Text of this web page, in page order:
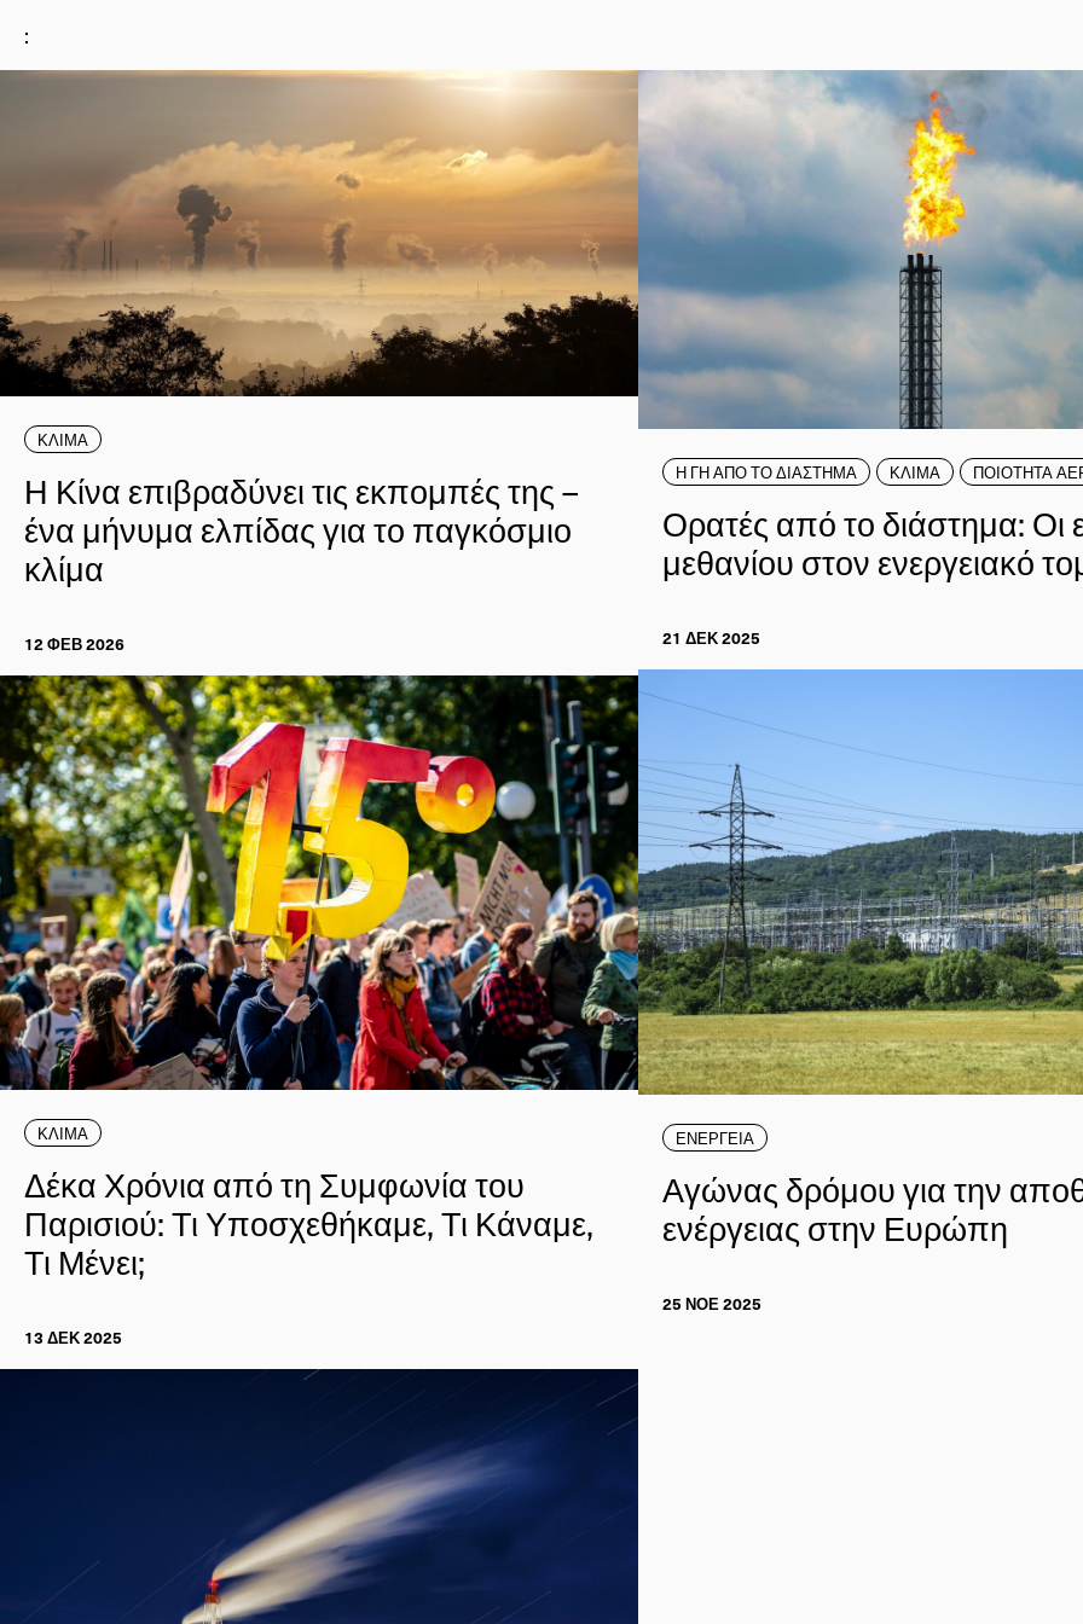
:
ΚΛΙΜΑ
Η Κίνα επιβραδύνει τις εκπομπές της –
ένα μήνυμα ελπίδας για το παγκόσμιο
κλίμα
12 ΦΕΒ 2026
Η ΓΗ ΑΠΟ ΤΟ ΔΙΑΣΤΗΜΑ ΚΛΙΜΑ ΠΟΙΟΤΗΤΑ
Ορατές από το διάστημα: Οι
μεθανίου στον ενεργειακό
21 ΔΕΚ 2025
ΚΛΙΜΑ
Δέκα Χρόνια από τη Συμφωνία του
Παρισιού: Τι Υποσχεθήκαμε, Τι Κάναμε,
Τι Μένει;
13 ΔΕΚ 2025
ΕΝΕΡΓΕΙΑ
Αγώνας δρόμου για την
ενέργειας στην Ευρώπη
25 ΝΟΕ 2025